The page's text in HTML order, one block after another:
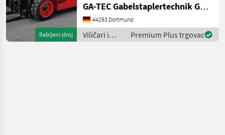
Rabljeni stroj
1000 Betriebsstunden.
Ausstattung : ------------- -
Schutzdach - 3. Ventil - 4.
Ventil
GA-TEC Gabelstaplertechnik GmbH
44263 Dortmund
Viličari i
skladišna
Premium Plus trgovac